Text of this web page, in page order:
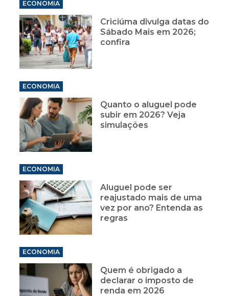
ECONOMIA
Criciúma divulga datas do
Sábado Mais em 2026;
confira
ECONOMIA
Quanto o aluguel pode
subir em 2026? Veja
simulações
ECONOMIA
Aluguel pode ser
reajustado mais de uma
vez por ano? Entenda as
regras
ECONOMIA
Quem é obrigado a
declarar o imposto de
renda em 2026